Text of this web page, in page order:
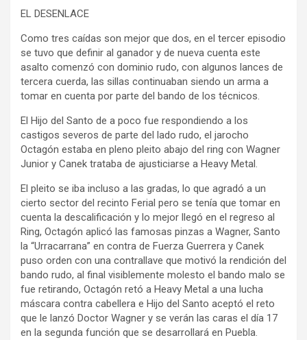
EL DESENLACE
Como tres caídas son mejor que dos, en el tercer episodio
se tuvo que definir al ganador y de nueva cuenta este
asalto comenzó con dominio rudo, con algunos lances de
tercera cuerda, las sillas continuaban siendo un arma a
tomar en cuenta por parte del bando de los técnicos.
El Hijo del Santo de a poco fue respondiendo a los
castigos severos de parte del lado rudo, el jarocho
Octagón estaba en pleno pleito abajo del ring con Wagner
Junior y Canek trataba de ajusticiarse a Heavy Metal.
El pleito se iba incluso a las gradas, lo que agradó a un
cierto sector del recinto Ferial pero se tenía que tomar en
cuenta la descalificación y lo mejor llegó en el regreso al
Ring, Octagón aplicó las famosas pinzas a Wagner, Santo
la “Urracarrana” en contra de Fuerza Guerrera y Canek
puso orden con una contrallave que motivó la rendición del
bando rudo, al final visiblemente molesto el bando malo se
fue retirando, Octagón retó a Heavy Metal a una lucha
máscara contra cabellera e Hijo del Santo aceptó el reto
que le lanzó Doctor Wagner y se verán las caras el día 17
en la segunda función que se desarrollará en Puebla.